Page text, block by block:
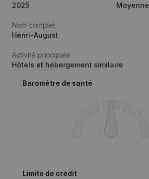
2025
Moyenne
Nom complet
Henri-August
Activité principale
Hôtels et hébergement similaire
Baromètre de santé
Limite de crédit